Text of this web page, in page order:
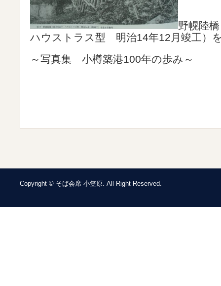
野幌陸
ハウストラス型 明治14年12月竣工）
～写真集 小樽築港100年の歩み～
Copyright © そば会席 小笠原. All Right Reserved.